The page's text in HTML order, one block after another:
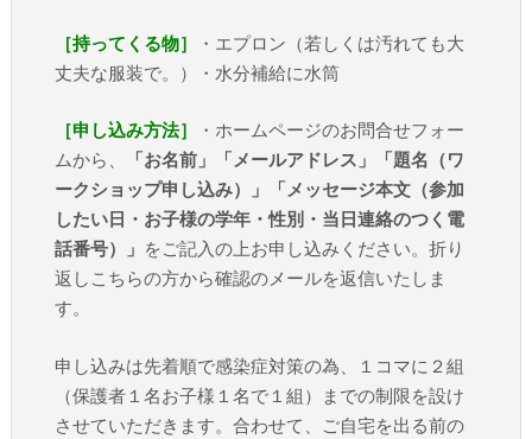
［持ってくる物］
・エプロン（若しくは汚れても大
丈夫な服装で。）・水分補給に水筒
［申し込み方法］
・ホームページのお問合せフォー
ムから、
「お名前」「メールアドレス」「題名（ワ
ークショップ申し込み）」「メッセージ本文（参加
したい日・お子様の学年・性別・当日連絡のつく電
話番号）」 をご記入の上お申し込みください。折り
返しこちらの方から確認のメールを返信いたしま
す。
申し込みは先着順で感染症対策の為、１コマに２組
（保護者１名お子様１名で１組）までの制限を設け
させていただきます。合わせて、ご自宅を出る前の